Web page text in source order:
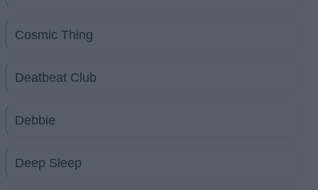
Cosmic Thing
Deatbeat Club
Debbie
Deep Sleep